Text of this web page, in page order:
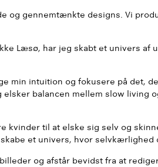
og gennemtænkte designs. Vi
Læsø, har jeg skabt et univers
min intuition og fokusere på det,
balancen mellem slow
kvinder til at elske sig selv og
et univers, hvor selvkærlighed
og afstår bevidst fra at